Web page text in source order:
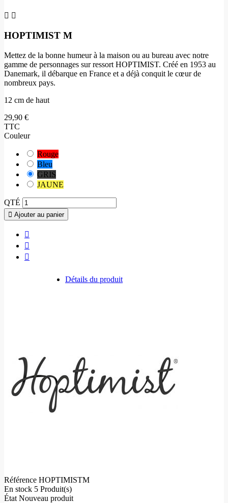
 
HOPTIMIST M
Mettez de la bonne humeur à la maison ou au bureau avec notre
gamme de personnages sur ressort HOPTIMIST. Créé en 1953 au
Danemark, il débarque en France et a déjà conquit le cœur de
nombreux pays.
12 cm de haut
29,90 €
TTC
Couleur
Rouge
Bleu
GRIS
JAUNE
QTÉ
Ajouter au panier
Détails du produit
Référence HOPTIMISTM
En stock 5 Produit(s)
État Nouveau produit